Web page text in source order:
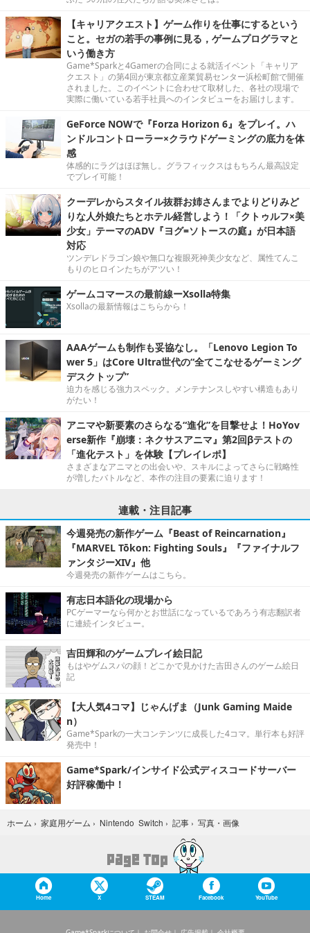
【キャリアクエスト】ゲーム作りを仕事にするという
こと。セガの若手の事例に見る，ゲームプログラマと
いう働き方
Game*Sparkと4Gamerの合同による就活イベント「キャリア
クエスト」の第4回が東京都立産業貿易センター浜松町館で開催
されました。このイベントに合わせて取材した、各社の現場で
実際に働いている若手社員へのインタビューをお届けします。
GeForce NOWで『Forza Horizon 6』をプレイ。ハ
ンドルコントローラー×クラウドゲーミングの底力を体
感
体感的にラグはほぼ無し。グラフィックスはもちろん最高設定
でプレイ可能！
クーデレからスタイル抜群お姉さんまでよりどりみど
りな人外娘たちとホテル経営しよう！「クトゥルフ×美
少女」テーマのADV『ヨグ=ソトースの庭』が日本語
対応
ツンデレドラゴン娘や無口な複眼死神美少女など、属性てんこ
もりのヒロインたちがアツい！
ゲームコマースの最前線ーXsolla特集
Xsollaの最新情報はこちらから！
AAAゲームも制作も妥協なし。「Lenovo Legion To
wer 5」はCore Ultra世代の“全てこなせるゲーミング
デスクトップ”
迫力を感じる強力スペック。メンテナンスしやすい構造もあり
がたい！
アニマや新要素のさらなる“進化”を目撃せよ！HoYov
erse新作『崩壊：ネクサスアニマ』第2回βテストの
「進化テスト」を体験【プレイレポ】
さまざまなアニマとの出会いや、スキルによってさらに戦略性
が増したバトルなど、本作の注目の要素に迫ります！
連載・注目記事
今週発売の新作ゲーム『Beast of Reincarnation』
『MARVEL Tōkon: Fighting Souls』『ファイナルフ
ァンタジーXIV』他
今週発売の新作ゲームはこちら。
有志日本語化の現場から
PCゲーマーなら何かとお世話になっているであろう有志翻訳者
に連続インタビュー。
吉田輝和のゲームプレイ絵日記
もはやゲムスパの顔！どこかで見かけた吉田さんのゲーム絵日
記
【大人気4コマ】じゃんげま（Junk Gaming Maide
n）
Game*Sparkの一大コンテンツに成長した4コマ。単行本も好評
発売中！
Game*Spark/インサイド公式ディスコードサーバー
好評稼働中！
ホーム › 家庭用ゲーム › Nintendo Switch › 記事 › 写真・画像
Home X STEAM Facebook YouTube